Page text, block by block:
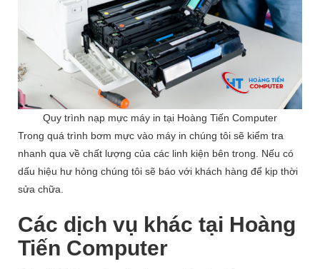
Quy trình nạp mực máy in tại Hoàng Tiến Computer
Trong quá trình bơm mực vào máy in chúng tôi sẽ kiểm tra
nhanh qua về chất lượng của các linh kiện bên trong. Nếu có
dấu hiệu hư hỏng chúng tôi sẽ báo với khách hàng để kịp thời
sửa chữa.
Các dịch vụ khác tại Hoàng
Tiến Computer